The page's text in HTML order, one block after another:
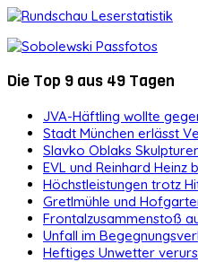
Die Top 9 aus 49 Tagen
JVA-Häftling wollte
Stadt München erlässt
Slavko Oblaks
EVL und Reinhard
Höchstleistungen trotz
Gretlmühle und
Frontalzusammenstoß
Unfall im
Heftiges Unwetter